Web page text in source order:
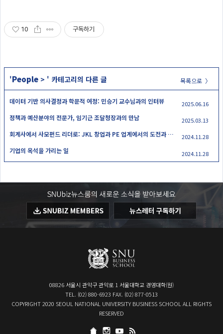
10 구독하기
목록으로 〉
'People> ' 카테고리의 다른 글
데이터 기반 의사결정과 학문적 여정: 민승기 교수님과의 인터뷰 2025.06.16
정책과 예산분야의 전문가, 임기근 조달청장과의 만남 2025.03.13
회계사에서 사모펀드 리더로: JKL 창업과 PE 업계에서의 도전과 가치 2024.11.28
기업의 옥석을 가리는 일 2024.11.28
08826 서울시 관악구 관악로 1 서울대학교 경영대학(원)
TEL. (02) 880-6923 FAX. (02) 877-0513
COPYRIGHT 2020 SEOUL NATIONAL UNIVERSITY BUSINESS SCHOOL ALL RIGHTS
RESERVED